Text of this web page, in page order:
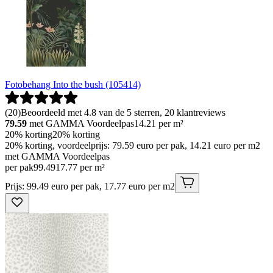
Fotobehang Into the bush (105414)
(20)Beoordeeld met 4.8 van de 5 sterren, 20 klantreviews
79.59 met GAMMA Voordeelpas14.21 per m²
20% korting20% korting
20% korting, voordeelprijs: 79.59 euro per pak, 14.21 euro per m2
met GAMMA Voordeelpas
per pak99.4917.77 per m²
Prijs: 99.49 euro per pak, 17.77 euro per m2